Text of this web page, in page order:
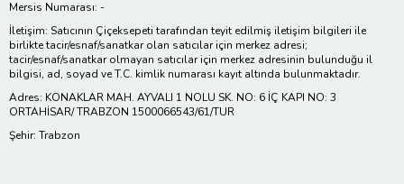
Mersis Numarası: -
İletişim: Satıcının Çiçeksepeti tarafından teyit edilmiş iletişim bilgileri ile
birlikte tacir/esnaf/sanatkar olan satıcılar için merkez adresi;
tacir/esnaf/sanatkar olmayan satıcılar için merkez adresinin bulunduğu il
bilgisi, ad, soyad ve T.C. kimlik numarası kayıt altında bulunmaktadır.
Adres: KONAKLAR MAH. AYVALI 1 NOLU SK. NO: 6 İÇ KAPI NO: 3
ORTAHİSAR/ TRABZON 1500066543/61/TUR
Şehir: Trabzon